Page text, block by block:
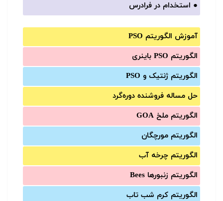
● استخدام در فرادرس
آموزش الگوریتم PSO
الگوریتم PSO باینری
الگوریتم ژنتیک و PSO
حل مساله فروشنده دوره‌گرد
الگوریتم ملخ GOA
الگوریتم مورچگان
الگوریتم چرخه آب
الگوریتم زنبورها Bees
الگوریتم کرم شب تاب